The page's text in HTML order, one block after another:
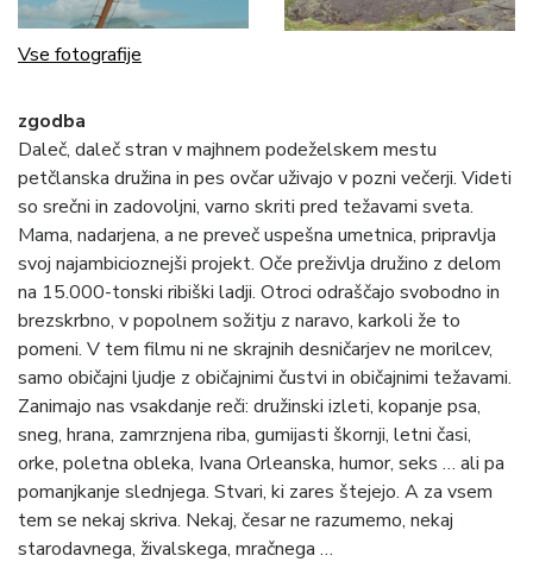
Vse fotografije
zgodba
Daleč, daleč stran v majhnem podeželskem mestu
petčlanska družina in pes ovčar uživajo v pozni večerji. Videti
so srečni in zadovoljni, varno skriti pred težavami sveta.
Mama, nadarjena, a ne preveč uspešna umetnica, pripravlja
svoj najambicioznejši projekt. Oče preživlja družino z delom
na 15.000-tonski ribiški ladji. Otroci odraščajo svobodno in
brezskrbno, v popolnem sožitju z naravo, karkoli že to
pomeni. V tem filmu ni ne skrajnih desničarjev ne morilcev,
samo običajni ljudje z običajnimi čustvi in običajnimi težavami.
Zanimajo nas vsakdanje reči: družinski izleti, kopanje psa,
sneg, hrana, zamrznjena riba, gumijasti škornji, letni časi,
orke, poletna obleka, Ivana Orleanska, humor, seks … ali pa
pomanjkanje slednjega. Stvari, ki zares štejejo. A za vsem
tem se nekaj skriva. Nekaj, česar ne razumemo, nekaj
starodavnega, živalskega, mračnega …